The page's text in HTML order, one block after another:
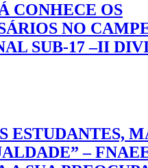
CONHECE OS
NO
SUB-17 –II
ESTUDANTES,
–